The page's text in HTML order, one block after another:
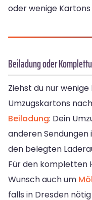
oder wenige
Beiladung oder
Ziehst du nur
Umzugskartons
Beiladung: Dein
anderen Sendungen
den belegten
Für den kompletten
Wunsch auch um
falls in Dresden